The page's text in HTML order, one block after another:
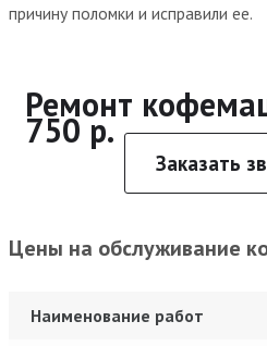
причину поломки и исправили ее.
Ремонт
750 р.
Заказать
Цены на обслуживание
Наименование работ